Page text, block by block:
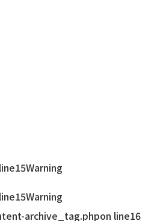
15Warning
15Warning
archive_tag.phpon line16